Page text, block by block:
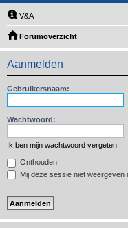
V&A
Forumoverzicht
Aanmelden
Gebruikersnaam:
Wachtwoord:
Ik ben mijn wachtwoord vergeten
Onthouden
Mij deze sessie niet weergeven